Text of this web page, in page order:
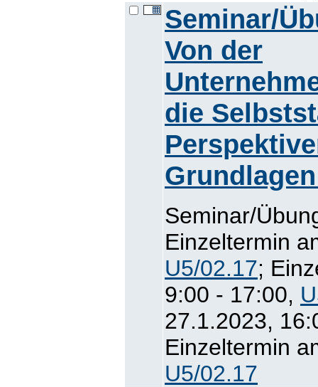
Seminar/
Von der
die
Seminar/
Einzeltermin
U5/02.17;
9:00 - 17:00,
27.1.2023,
Einzeltermin
U5/02.17